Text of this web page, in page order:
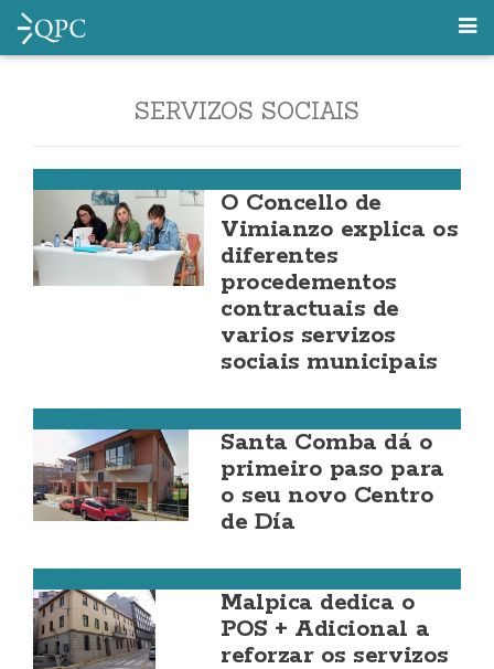
SERVIZOS SOCIAIS
O Concello de
Vimianzo explica os
diferentes
procedementos
contractuais de
varios servizos
sociais municipais
Santa Comba dá o
primeiro paso para
o seu novo Centro
de Día
Malpica dedica o
POS + Adicional a
reforzar os servizos